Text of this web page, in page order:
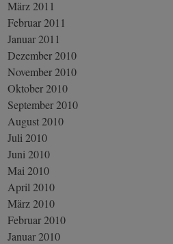
März 2011
Februar 2011
Januar 2011
Dezember 2010
November 2010
Oktober 2010
September 2010
August 2010
Juli 2010
Juni 2010
Mai 2010
April 2010
März 2010
Februar 2010
Januar 2010